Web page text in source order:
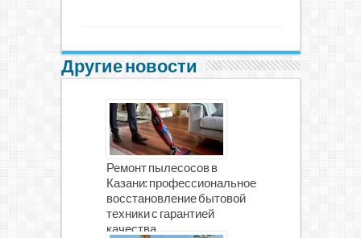
Другие новости
Ремонт пылесосов в
Казани: профессиональное
восстановление бытовой
техники с гарантией
качества